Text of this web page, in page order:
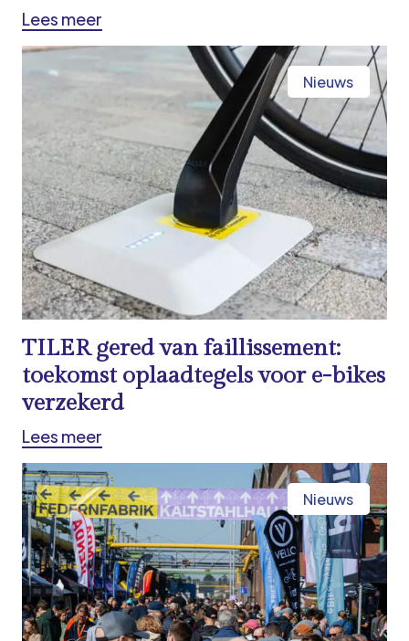
Lees meer
Nieuws
TILER gered van faillissement:
toekomst oplaadtegels voor e-bikes
verzekerd
Lees meer
Nieuws